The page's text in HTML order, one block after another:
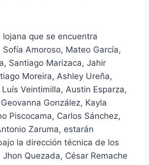
lojana que se encuentra
Amoroso, Mateo García,
Santiago Marizaca, Jahir
Moreira, Ashley Ureña,
Veintimilla, Austin Esparza,
González, Kayla
Piscocama, Carlos Sánchez,
Zaruma, estarán
la dirección técnica de los
Quezada, César Remache